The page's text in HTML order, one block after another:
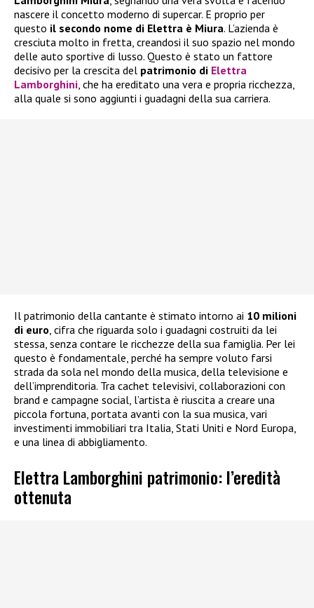
nascere il concetto moderno di supercar. E proprio per
questo il secondo nome di Elettra è Miura. L’azienda è
cresciuta molto in fretta, creandosi il suo spazio nel mondo
delle auto sportive di lusso. Questo è stato un fattore
decisivo per la crescita del patrimonio di Elettra
Lamborghini , che ha ereditato una vera e propria ricchezza,
alla quale si sono aggiunti i guadagni della sua carriera.
Il patrimonio della cantante è stimato intorno ai 10 milioni
di euro , cifra che riguarda solo i guadagni costruiti da lei
stessa, senza contare le ricchezze della sua famiglia. Per lei
questo è fondamentale, perché ha sempre voluto farsi
strada da sola nel mondo della musica, della televisione e
dell’imprenditoria. Tra cachet televisivi, collaborazioni con
brand e campagne social, l’artista è riuscita a creare una
piccola fortuna, portata avanti con la sua musica, vari
investimenti immobiliari tra Italia, Stati Uniti e Nord Europa,
e una linea di abbigliamento.
Elettra Lamborghini patrimonio: l’eredità
ottenuta